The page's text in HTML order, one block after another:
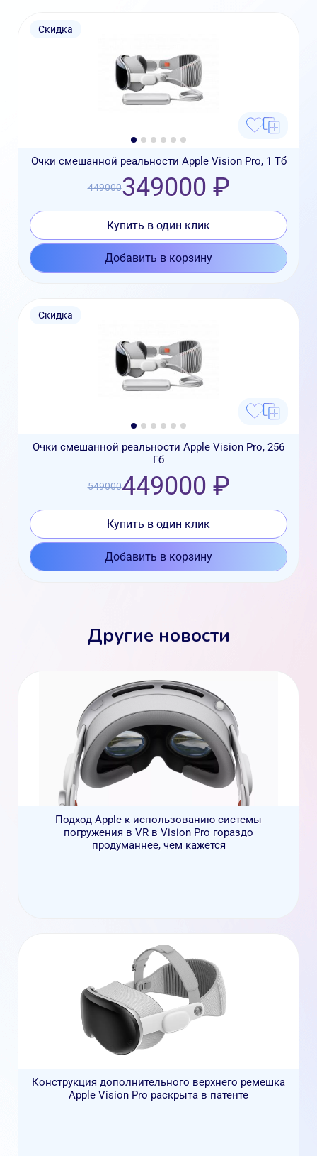
Скидка
Очки смешанной реальности Apple Vision Pro, 1 Тб
449000349000 ₽
Купить в один клик
Добавить в корзину
Скидка
Очки смешанной реальности Apple Vision Pro, 256
Гб
549000449000 ₽
Купить в один клик
Добавить в корзину
Другие новости
Подход Apple к использованию системы
погружения в VR в Vision Pro гораздо
продуманнее, чем кажется
Конструкция дополнительного верхнего ремешка
Apple Vision Pro раскрыта в патенте